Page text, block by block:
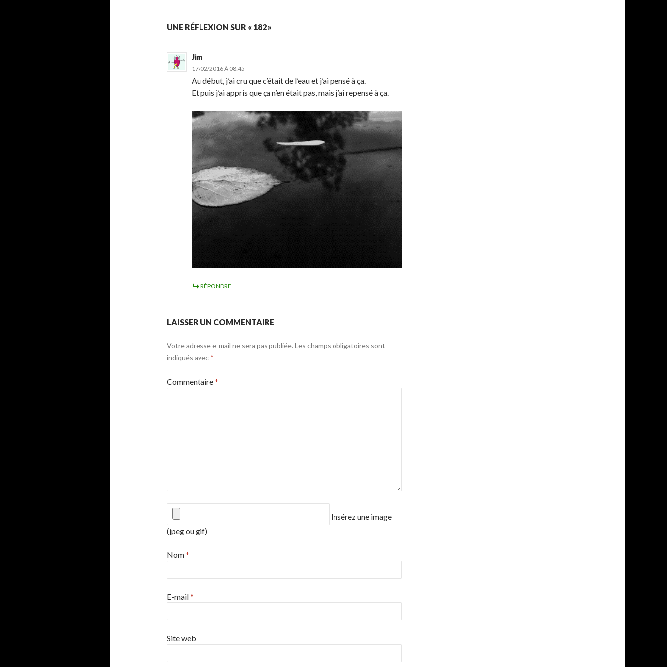
UNE RÉFLEXION SUR « 182 »
Jim
17/02/2016 À 08:45
Au début, j’ai cru que c’était de l’eau et j’ai pensé à ça.
Et puis j’ai appris que ça n’en était pas, mais j’ai repensé à ça.
RÉPONDRE
LAISSER UN COMMENTAIRE
Votre adresse e-mail ne sera pas publiée. Les champs obligatoires sont
indiqués avec *
Commentaire*
Insérez une image
(jpeg ou gif)
Nom*
E-mail*
Site web